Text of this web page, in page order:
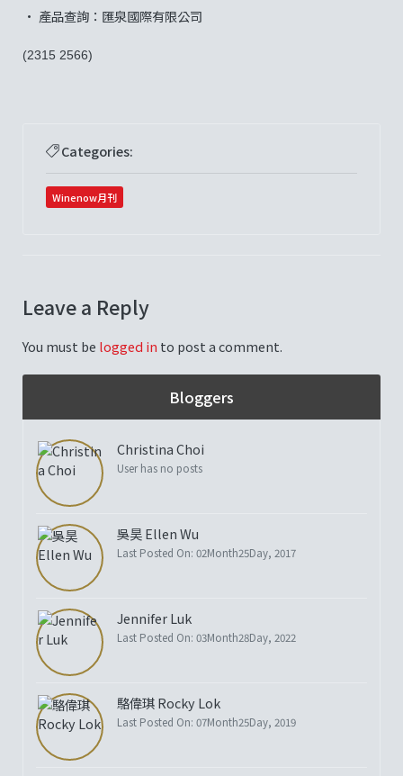
• 產品查詢：匯泉國際有限公司
(2315 2566)
Categories:
Winenow月刊
Leave a Reply
You must be logged in to post a comment.
Bloggers
Christina Choi
User has no posts
吳昊 Ellen Wu
Last Posted On: 02Month25Day, 2017
Jennifer Luk
Last Posted On: 03Month28Day, 2022
駱偉琪 Rocky Lok
Last Posted On: 07Month25Day, 2019